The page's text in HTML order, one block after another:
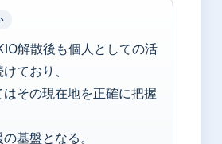
解散後も個人としての活
ており、
その現在地を正確に把握
基盤となる。